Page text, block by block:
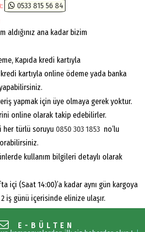
0533 815 56 84
aldığınız ana kadar bizim
Kapıda kredi kartıyla
kartıyla online ödeme yada banka
yapmak için üye olmaya gerek yoktur.
online olarak takip edebilirler.
her türlü soruyu 0850 303 1853 no’lu
kullanım bilgileri detaylı olarak
içi (Saat 14:00)’a kadar aynı gün kargoya
iş günü içerisinde elinize ulaşır.
E-BÜLTEN